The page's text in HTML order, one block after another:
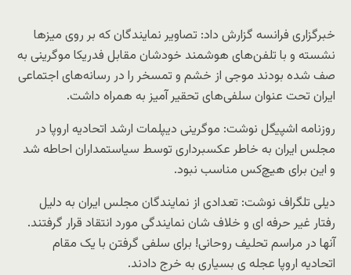
خبرگزاری فرانسه گزارش داد: تصاویر نمایندگان که بر روی میزها
نشسته و با تلفن‌های هوشمند خودشان مقابل فدریکا موگرینی به
صف شده بودند موجی از خشم و تمسخر را در رسانه‌های اجتماعی
ایران تحت عنوان سلفی‌های تحقیر آمیز به همراه داشت.
روزنامه اشپیگل نوشت: موگرینی دیپلمات ارشد اتحادیه اروپا در
مجلس ایران به خاطر عکسبرداری توسط سیاستمداران احاطه شد
و این برای هیچ‌کس مناسب نبود.
دیلی تلگراف نوشت: تعدادی از نمایندگان مجلس ایران به دلیل
رفتار غیر حرفه ای و خلاف شان نمایندگی مورد انتقاد قرار گرفتند.
آنها در مراسم تحلیف روحانی! برای سلفی گرفتن با یک مقام
اتحادیه اروپا عجله ی بسیاری به خرج دادند.